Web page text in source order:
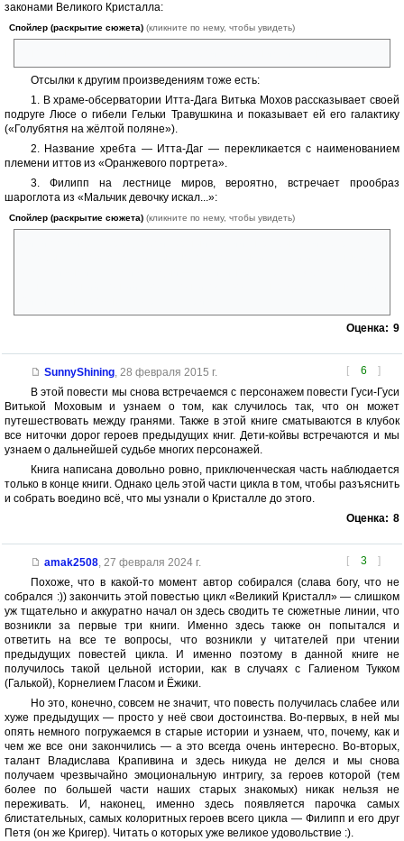
законами Великого Кристалла:
Спойлер (раскрытие сюжета) (кликните по нему, чтобы увидеть)
Отсылки к другим произведениям тоже есть:
1. В храме-обсерватории Итта-Дага Витька Мохов рассказывает своей
подруге Люсе о гибели Гельки Травушкина и показывает ей его галактику
(«Голубятня на жёлтой поляне»).
2. Название хребта — Итта-Даг — перекликается с наименованием
племени иттов из «Оранжевого портрета».
3. Филипп на лестнице миров, вероятно, встречает прообраз
шароглота из «Мальчик девочку искал...»:
Спойлер (раскрытие сюжета) (кликните по нему, чтобы увидеть)
Оценка: 9
[ 6 ]
SunnyShining, 28 февраля 2015 г.
В этой повести мы снова встречаемся с персонажем повести Гуси-Гуси
Витькой Моховым и узнаем о том, как случилось так, что он может
путешествовать между гранями. Также в этой книге сматываются в клубок
все ниточки дорог героев предыдущих книг. Дети-койвы встречаются и мы
узнаем о дальнейшей судьбе многих персонажей.
Книга написана довольно ровно, приключенческая часть наблюдается
только в конце книги. Однако цель этой части цикла в том, чтобы разъяснить
и собрать воедино всё, что мы узнали о Кристалле до этого.
Оценка: 8
[ 3 ]
amak2508, 27 февраля 2024 г.
Похоже, что в какой-то момент автор собирался (слава богу, что не
собрался :)) закончить этой повестью цикл «Великий Кристалл» — слишком
уж тщательно и аккуратно начал он здесь сводить те сюжетные линии, что
возникли за первые три книги. Именно здесь также он попытался и
ответить на все те вопросы, что возникли у читателей при чтении
предыдущих повестей цикла. И именно поэтому в данной книге не
получилось такой цельной истории, как в случаях с Галиеном Тукком
(Галькой), Корнелием Гласом и Ёжики.
Но это, конечно, совсем не значит, что повесть получилась слабее или
хуже предыдущих — просто у неё свои достоинства. Во-первых, в ней мы
опять немного погружаемся в старые истории и узнаем, что, почему, как и
чем же все они закончились — а это всегда очень интересно. Во-вторых,
талант Владислава Крапивина и здесь никуда не делся и мы снова
получаем чрезвычайно эмоциональную интригу, за героев которой (тем
более по большей части наших старых знакомых) никак нельзя не
переживать. И, наконец, именно здесь появляется парочка самых
блистательных, самых колоритных героев всего цикла — Филипп и его друг
Петя (он же Кригер). Читать о которых уже великое удовольствие :).